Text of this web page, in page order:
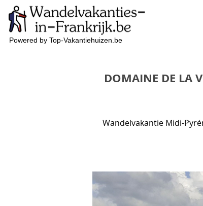
Powered by Top-Vakantiehuizen.be
DOMAINE DE LA
Wandelvakantie Midi-